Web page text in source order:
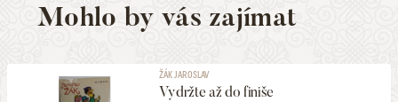
Mohlo by vás zajímat
ŽÁK JAROSLAV
Vydržte až do finiše